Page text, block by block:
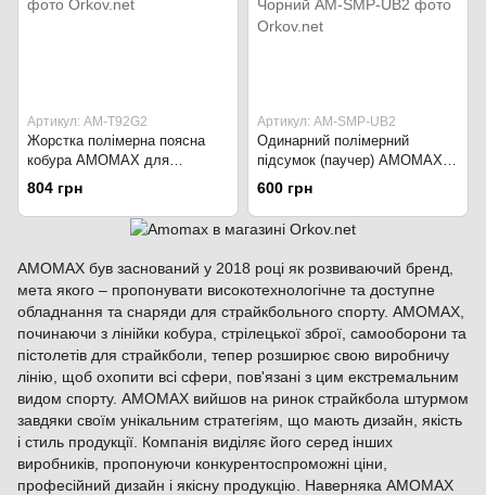
Артикул: AM-T92G2
Жорстка полімерна поясна
кобура AMOMAX для
пістолетів Beretta 92, 92FS,
M9 під праву руку. Flat Dark
Earth
804 грн
Артикул: AM-SMP-UB2
Одинарний полімерний
підсумок (паучер) AMOMAX
для магазину пістолета ПМ
(Макаров), Glock, Форт,
Beretta з обертанням. Чорний
600 грн
AMOMAX був заснований у 2018 році як розвиваючий бренд,
мета якого – пропонувати високотехнологічне та доступне
обладнання та снаряди для страйкбольного спорту. AMOMAX,
починаючи з лінійки кобура, стрілецької зброї, самооборони та
пістолетів для страйкболи, тепер розширює свою виробничу
лінію, щоб охопити всі сфери, пов'язані з цим екстремальним
видом спорту. AMOMAX вийшов на ринок страйкбола штурмом
завдяки своїм унікальним стратегіям, що мають дизайн, якість
і стиль продукції. Компанія виділяє його серед інших
виробників, пропонуючи конкурентоспроможні ціни,
професійний дизайн і якісну продукцію. Наверняка AMOMAX